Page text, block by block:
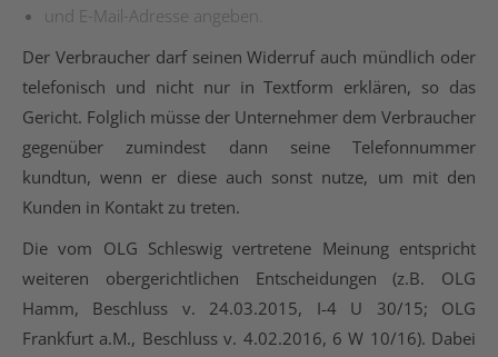
und E-Mail-Adresse angeben.
Der Verbraucher darf seinen Widerruf auch mündlich oder
telefonisch und nicht nur in Textform erklären, so das
Gericht. Folglich müsse der Unternehmer dem Verbraucher
gegenüber zumindest dann seine Telefonnummer
kundtun, wenn er diese auch sonst nutze, um mit den
Kunden in Kontakt zu treten.
Die vom OLG Schleswig vertretene Meinung entspricht
weiteren obergerichtlichen Entscheidungen (z.B. OLG
Hamm, Beschluss v. 24.03.2015, I-4 U 30/15; OLG
Frankfurt a.M., Beschluss v. 4.02.2016, 6 W 10/16). Dabei